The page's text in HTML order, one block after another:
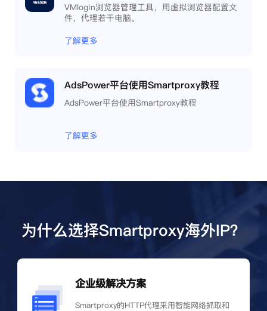
VMlogin浏览器管理工具，用虚拟浏览器配置文
件，代理若干电脑。
了解更多
AdsPower平台使用Smartproxy教程
AdsPower平台使用Smartproxy教程
了解更多
为什么选择Smartproxy海外IP？
企业级解决方案
Smartproxy的HTTP代理采用智能网络抓取和